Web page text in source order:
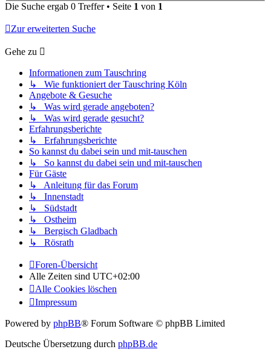
Die Suche ergab 0 Treffer • Seite 1 von 1
Zur erweiterten Suche
Gehe zu
Informationen zum Tauschring
↳ Wie funktioniert der Tauschring Köln
Angebote & Gesuche
↳ Was wird gerade angeboten?
↳ Was wird gerade gesucht?
Erfahrungsberichte
↳ Erfahrungsberichte
So kannst du dabei sein und mit-tauschen
↳ So kannst du dabei sein und mit-tauschen
Für Gäste
↳ Anleitung für das Forum
↳ Innenstadt
↳ Südstadt
↳ Ostheim
↳ Bergisch Gladbach
↳ Rösrath
Foren-Übersicht
Alle Zeiten sind UTC+02:00
Alle Cookies löschen
Impressum
Powered by phpBB® Forum Software © phpBB Limited
Deutsche Übersetzung durch phpBB.de